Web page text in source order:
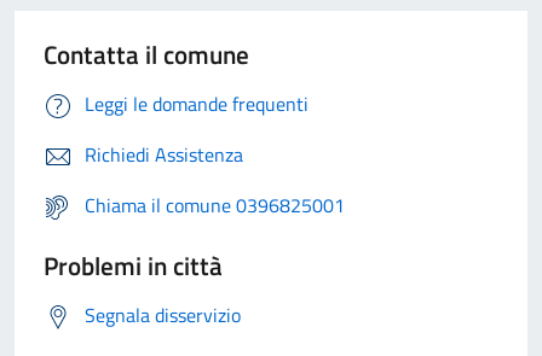
Contatta il comune
Leggi le domande frequenti
Richiedi Assistenza
Chiama il comune 0396825001
Problemi in città
Segnala disservizio